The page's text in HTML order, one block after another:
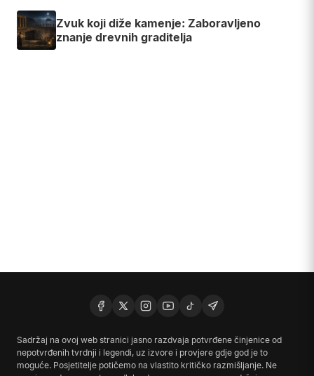
Zvuk koji diže kamenje: Zaboravljeno
znanje drevnih graditelja
Sadržaj na ovoj web stranici jasno razdvaja potvrđene činjenice od
nepotvrđenih tvrdnji i legendi, uz izvore i provjere gdje god je to
moguće. Posjetitelje potičemo na vlastito kritičko razmišljanje. Ne